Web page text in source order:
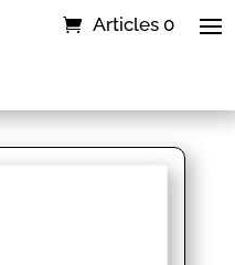
Articles 0